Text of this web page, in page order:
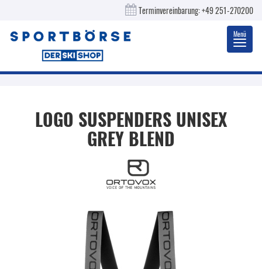
Terminvereinbarung:+49 251-270200
Menü
LOGO SUSPENDERS UNISEX
GREY BLEND